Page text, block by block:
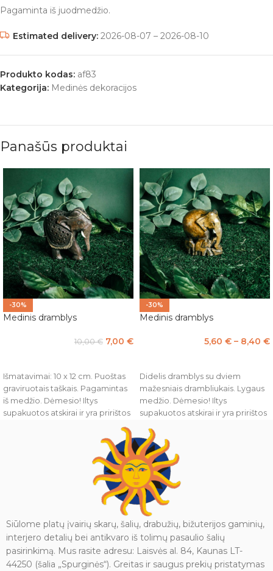
Pagaminta iš juodmedžio.
Estimated delivery: 2026-08-07 – 2026-08-10
Produkto kodas: af83
Kategorija: Medinės dekoracijos
Panašūs produktai
-30%
Medinis dramblys
10,00€ 7,00 €
Išmatavimai: 10 x 12 cm. Puoštas
graviruotais taškais. Pagamintas
iš medžio. Dėmesio! Iltys
supakuotos atskirai ir yra pririštos
kad transportuojant nebūtų
-30%
Medinis dramblys
5,60 € – 8,40 €
Didelis dramblys su dviem
mažesniais drambliukais. Lygaus
medžio. Dėmesio! Iltys
supakuotos atskirai ir yra pririštos
kad transportuojant nebūtų
pažeistos.
Siūlome platų įvairių skarų, šalių, drabužių, bižuterijos gaminių,
interjero detalių bei antikvaro iš tolimų pasaulio šalių
pasirinkimą. Mus rasite adresu: Laisvės al. 84, Kaunas LT-
44250 (šalia „Spurginės“). Greitas ir saugus prekių pristatymas